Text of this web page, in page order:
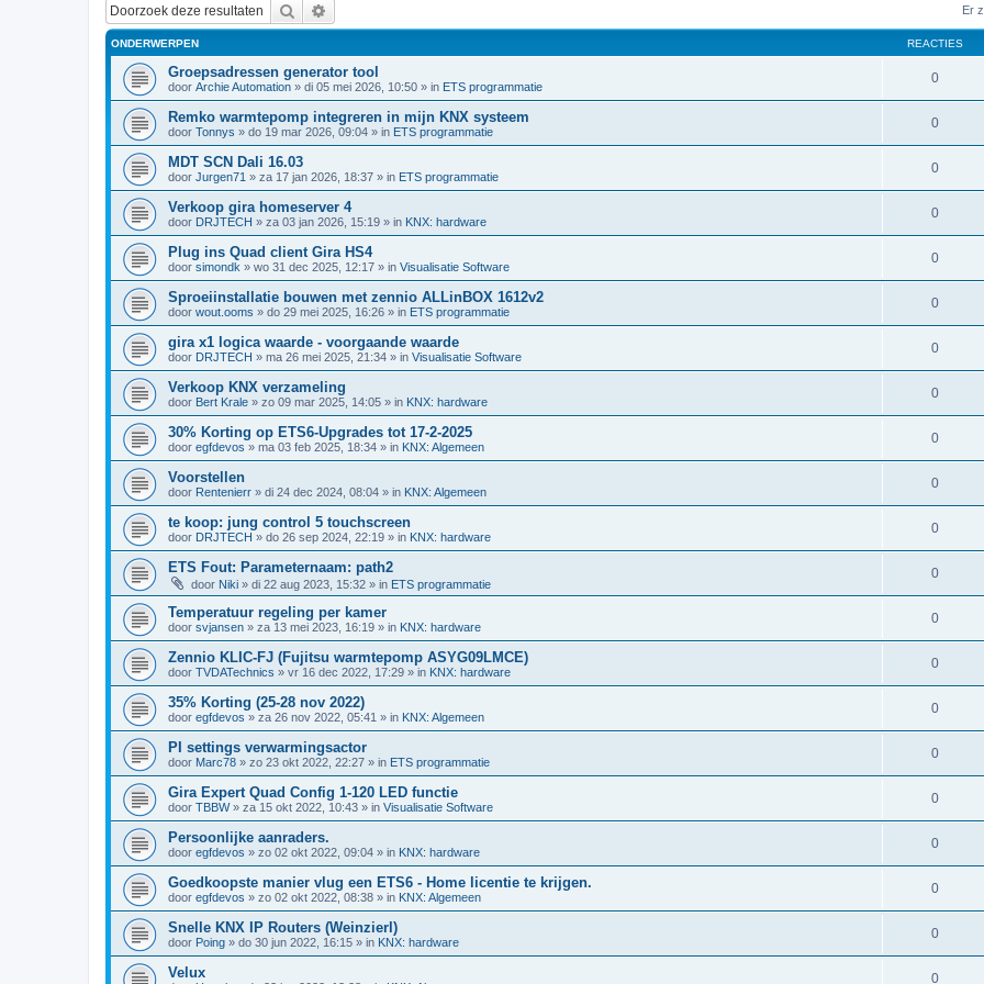
Zoek Er
ONDERWERPEN REACTIES
Groepsadressen generator tool
door Archie Automation » di 05 mei 2026, 10:50 » in ETS programmatie
0
Remko warmtepomp integreren in mijn KNX systeem
door Tonnys » do 19 mar 2026, 09:04 » in ETS programmatie
0
MDT SCN Dali 16.03
door Jurgen71 » za 17 jan 2026, 18:37 » in ETS programmatie
0
Verkoop gira homeserver 4
door DRJTECH » za 03 jan 2026, 15:19 » in KNX: hardware
0
Plug ins Quad client Gira HS4
door simondk » wo 31 dec 2025, 12:17 » in Visualisatie Software
0
Sproeiinstallatie bouwen met zennio ALLinBOX 1612v2
door wout.ooms » do 29 mei 2025, 16:26 » in ETS programmatie
0
gira x1 logica waarde - voorgaande waarde
door DRJTECH » ma 26 mei 2025, 21:34 » in Visualisatie Software
0
Verkoop KNX verzameling
door Bert Krale » zo 09 mar 2025, 14:05 » in KNX: hardware
0
30% Korting op ETS6-Upgrades tot 17-2-2025
door egfdevos » ma 03 feb 2025, 18:34 » in KNX: Algemeen
0
Voorstellen
door Rentenierr » di 24 dec 2024, 08:04 » in KNX: Algemeen
0
te koop: jung control 5 touchscreen
door DRJTECH » do 26 sep 2024, 22:19 » in KNX: hardware
0
ETS Fout: Parameternaam: path2
door Niki » di 22 aug 2023, 15:32 » in ETS programmatie
0
Temperatuur regeling per kamer
door svjansen » za 13 mei 2023, 16:19 » in KNX: hardware
0
Zennio KLIC-FJ (Fujitsu warmtepomp ASYG09LMCE)
door TVDATechnics » vr 16 dec 2022, 17:29 » in KNX: hardware
0
35% Korting (25-28 nov 2022)
door egfdevos » za 26 nov 2022, 05:41 » in KNX: Algemeen
0
PI settings verwarmingsactor
door Marc78 » zo 23 okt 2022, 22:27 » in ETS programmatie
0
Gira Expert Quad Config 1-120 LED functie
door TBBW» za 15 okt 2022, 10:43 » in Visualisatie Software
0
Persoonlijke aanraders.
door egfdevos » zo 02 okt 2022, 09:04 » in KNX: hardware
0
Goedkoopste manier vlug een ETS6 - Home licentie te krijgen.
door egfdevos » zo 02 okt 2022, 08:38 » in KNX: Algemeen
0
Snelle KNX IP Routers (Weinzierl)
door Poing » do 30 jun 2022, 16:15 » in KNX: hardware
0
Velux 0